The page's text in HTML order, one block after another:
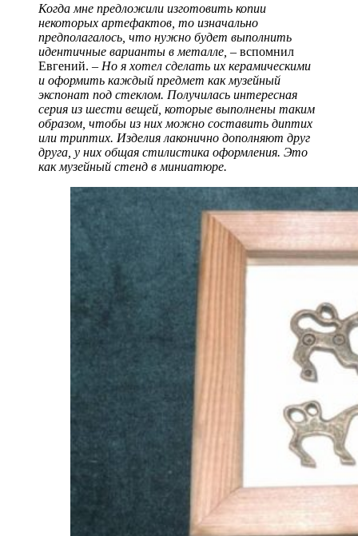
Когда мне предложили изготовить копии
некоторых артефактов, то изначально
предполагалось, что нужно будет выполнить
идентичные варианты в металле, – вспомнил
Евгений. – Но я хотел сделать их керамическими
и оформить каждый предмет как музейный
экспонат под стеклом. Получилась интересная
серия из шести вещей, которые выполнены таким
образом, чтобы из них можно составить диптих
или триптих. Изделия лаконично дополняют друг
друга, у них общая стилистика оформления. Это
как музейный стенд в миниатюре.